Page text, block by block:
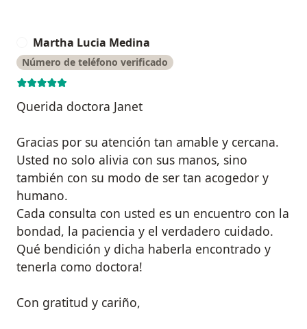
Martha Lucia Medina
Número de teléfono verificado
Querida doctora Janet
Gracias por su atención tan amable y cercana.
Usted no solo alivia con sus manos, sino
también con su modo de ser tan acogedor y
humano.
Cada consulta con usted es un encuentro con la
bondad, la paciencia y el verdadero cuidado.
Qué bendición y dicha haberla encontrado y
tenerla como doctora!
Con gratitud y cariño,